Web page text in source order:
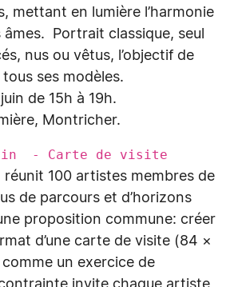
mettant en lumière l’harmonie
Portrait classique, seul
nus ou vêtus, l’objectif de
tous ses modèles.
de 15h à 19h.
Montricher.
- Carte de visite
100 artistes membres de
de parcours et d’horizons
proposition commune: créer
d’une carte de visite (84 ×
un exercice de